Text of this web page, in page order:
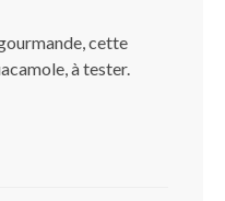
cette
à tester.